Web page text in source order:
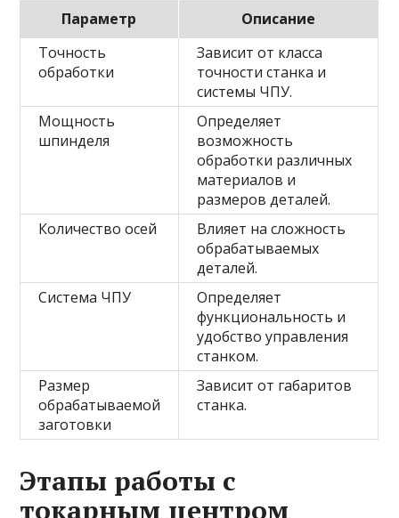
Параметр
Описание
Точность
обработки
Зависит от класса
точности станка и
системы ЧПУ.
Мощность
шпинделя
Определяет
возможность
обработки различных
материалов и
размеров деталей.
Количество осей
Влияет на сложность
обрабатываемых
деталей.
Система ЧПУ
Определяет
функциональность и
удобство управления
станком.
Размер
обрабатываемой
заготовки
Зависит от габаритов
станка.
Этапы работы с
токарным центром